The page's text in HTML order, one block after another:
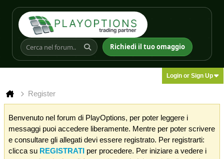
Richiedi il tuo omaggio
Login or Sign Up
Register
Benvenuto nel forum di PlayOptions, per poter leggere i
messaggi puoi accedere liberamente. Mentre per poter scrivere
e consultare gli allegati devi essere registrato. Per registrarti:
clicca su REGISTRATI per procedere. Per iniziare a vedere i